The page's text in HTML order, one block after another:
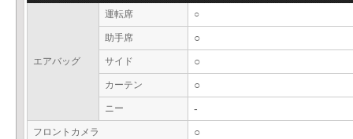
エアバッグ
運転席 ○
助手席 ○
サイド ○
カーテン ○
ニー -
フロントカメラ ○